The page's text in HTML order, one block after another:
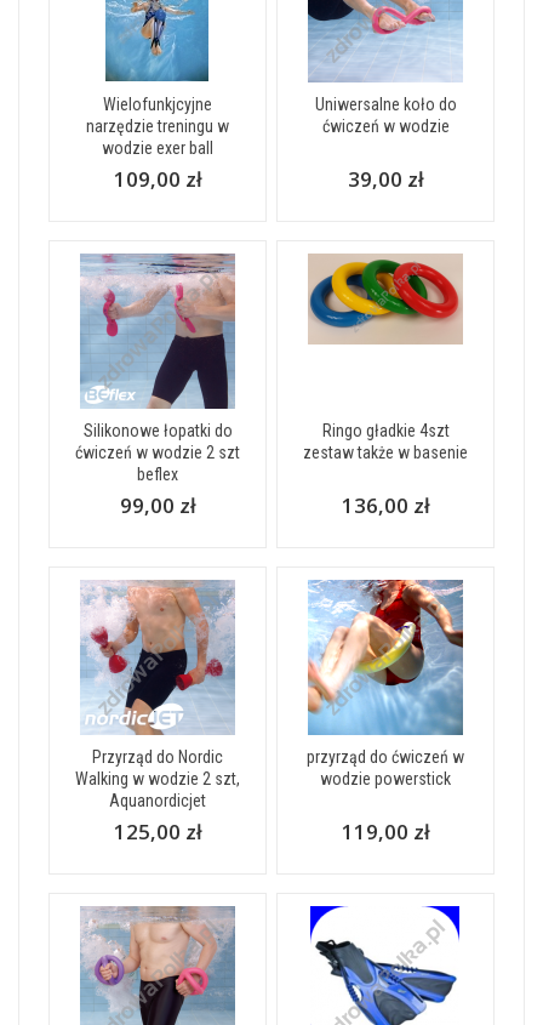
Wielofunkjcyjne
narzędzie treningu w
wodzie exer ball
109,00 zł
Uniwersalne koło do
ćwiczeń w wodzie
39,00 zł
Silikonowe łopatki do
ćwiczeń w wodzie 2 szt
beflex
99,00 zł
Ringo gładkie 4szt
zestaw także w basenie
136,00 zł
Przyrząd do Nordic
Walking w wodzie 2 szt,
Aquanordicjet
125,00 zł
przyrząd do ćwiczeń w
wodzie powerstick
119,00 zł